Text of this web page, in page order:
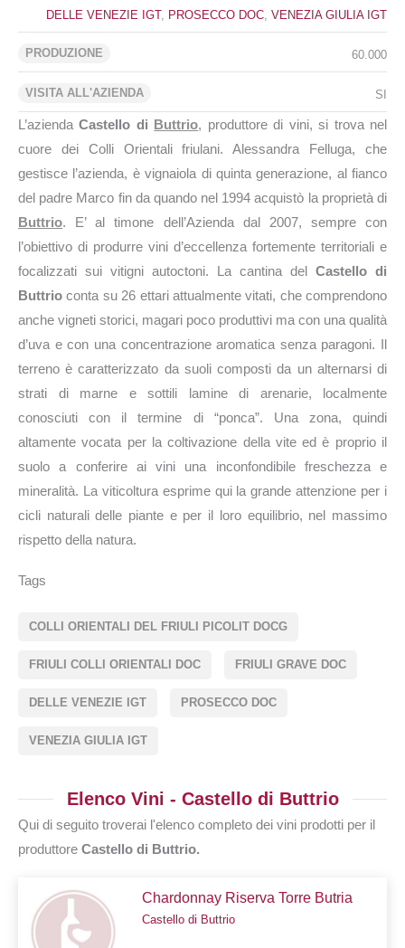
DELLE VENEZIE IGT, PROSECCO DOC, VENEZIA GIULIA IGT
PRODUZIONE 60.000
VISITA ALL'AZIENDA SI
L’aziendaCastello di Buttrio, produttore di vini, si trova nel
cuore dei Colli Orientali friulani. Alessandra Felluga, che
gestisce l’azienda, è vignaiola di quinta generazione, al fianco
del padre Marco fin da quando nel 1994 acquistò la proprietà di
Buttrio. E’ al timone dell’Azienda dal 2007, sempre con
l’obiettivo di produrre vini d’eccellenza fortemente territoriali e
focalizzati sui vitigni autoctoni. La cantina del Castello di
Buttrio conta su 26 ettari attualmente vitati, che comprendono
anche vigneti storici, magari poco produttivi ma con una qualità
d’uva e con una concentrazione aromatica senza paragoni. Il
terreno è caratterizzato da suoli composti da un alternarsi di
strati di marne e sottili lamine di arenarie, localmente
conosciuti con il termine di “ponca”. Una zona, quindi
altamente vocata per la coltivazione della vite ed è proprio il
suolo a conferire ai vini una inconfondibile freschezza e
mineralità. La viticoltura esprime qui la grande attenzione per i
cicli naturali delle piante e per il loro equilibrio, nel massimo
rispetto della natura.
Tags
COLLI ORIENTALI DEL FRIULI PICOLIT DOCG
FRIULI COLLI ORIENTALI DOC FRIULI GRAVE DOC
DELLE VENEZIE IGT PROSECCO DOC
VENEZIA GIULIA IGT
Elenco Vini - Castello di Buttrio
Qui di seguito troverai l'elenco completo dei vini prodotti per il
produttore Castello di Buttrio.
Chardonnay Riserva Torre Butria
Castello di Buttrio